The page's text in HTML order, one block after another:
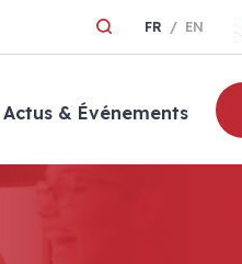
FR EN
Actus & Événements